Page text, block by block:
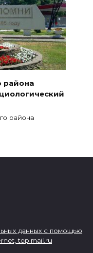
района
района
данных с помощью
top.mail.ru